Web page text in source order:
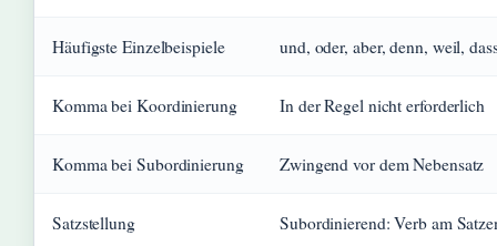
Häufigste Einzelbeispiele und, oder, aber, denn, weil,
Komma bei Koordinierung In der Regel nicht erforderlich
Komma bei Subordinierung Zwingend vor dem Nebensatz
Satzstellung Subordinierend: Verb am